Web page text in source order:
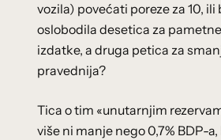
vozila) povećati poreze za 10,
oslobodila desetica za
izdatke, a druga petica za
pravednija?
Tica o tim «unutarnjim
više ni manje nego 0,7% BDP-